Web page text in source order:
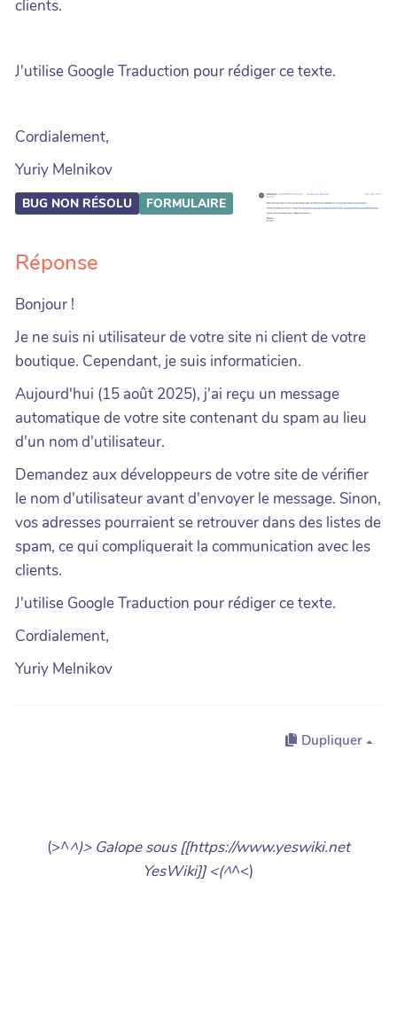
clients.
J'utilise Google Traduction pour rédiger ce texte.
Cordialement,
Yuriy Melnikov
BUG NON RÉSOLU FORMULAIRE
Réponse
Bonjour !
Je ne suis ni utilisateur de votre site ni client de votre
boutique. Cependant, je suis informaticien.
Aujourd'hui (15 août 2025), j'ai reçu un message
automatique de votre site contenant du spam au lieu
d'un nom d'utilisateur.
Demandez aux développeurs de votre site de vérifier
le nom d'utilisateur avant d'envoyer le message. Sinon,
vos adresses pourraient se retrouver dans des listes de
spam, ce qui compliquerait la communication avec les
clients.
J'utilise Google Traduction pour rédiger ce texte.
Cordialement,
Yuriy Melnikov
Dupliquer
(>^^)> Galope sous [[https://www.yeswiki.net
YesWiki]] <(^^<)